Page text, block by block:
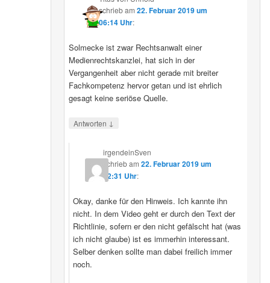
schriebam 22. Februar 2019 um
06:14 Uhr:
Solmecke ist zwar Rechtsanwalt einer
Medienrechtskanzlei, hat sich in der
Vergangenheit aber nicht gerade mit breiter
Fachkompetenz hervor getan und ist ehrlich
gesagt keine seriöse Quelle.
Antworten ↓
irgendeinSven
schriebam22. Februar 2019 um
22:31 Uhr:
Okay, danke für den Hinweis. Ich kannte ihn
nicht. In dem Video geht er durch den Text der
Richtlinie, sofern er den nicht gefälscht hat (was
ich nicht glaube) ist es immerhin interessant.
Selber denken sollte man dabei freilich immer
noch.